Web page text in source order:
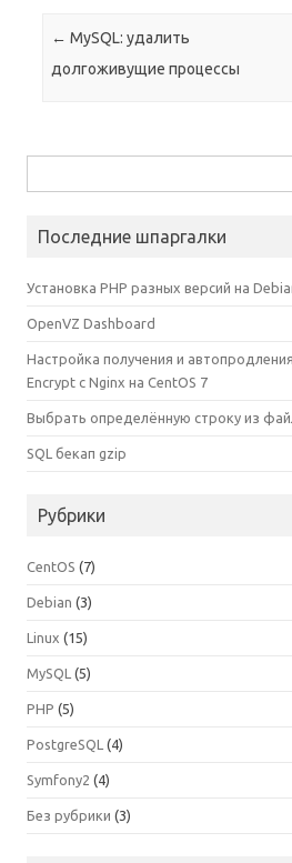
Навигация по записям
← MySQL: удалить
долгоживущие процессы
Последние шпаргалки
Установка PHP разных версий на
OpenVZ Dashboard
Настройка получения и
Encrypt с Nginx на CentOS 7
Выбрать определённую строку из
SQL бекап gzip
Рубрики
CentOS (7)
Debian (3)
Linux (15)
MySQL (5)
PHP (5)
PostgreSQL (4)
Symfony2 (4)
Без рубрики (3)